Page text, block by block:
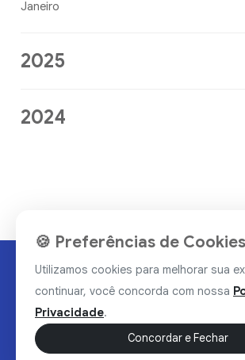
Janeiro
2025
2024
🍪 Preferências de Cookies
Utilizamos cookies para melhorar sua
continuar, você concorda com nossa
Privacidade.
Concordar e Fechar